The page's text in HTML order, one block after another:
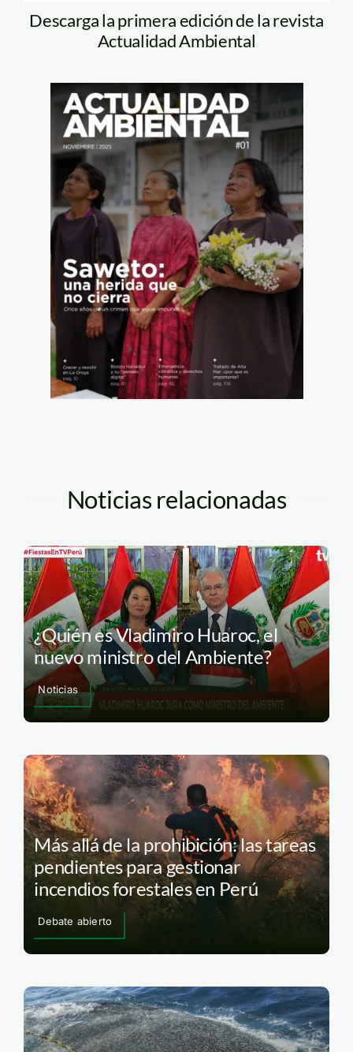
Descarga la primera edición de la revista
Actualidad Ambiental
Noticias relacionadas
¿Quién es Vladimiro Huaroc, el
nuevo ministro del Ambiente?
Noticias
Más allá de la prohibición: las tareas
pendientes para gestionar
incendios forestales en Perú
Debate abierto